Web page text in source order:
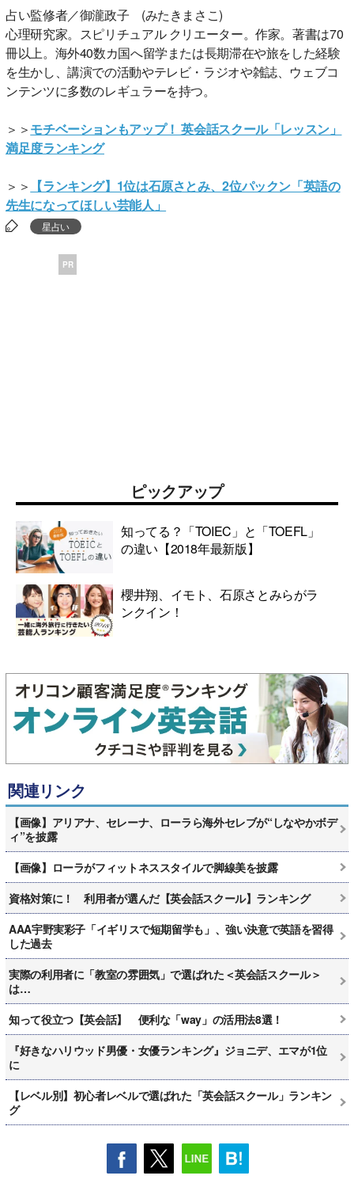
占い監修者／御瀧政子 (みたきまさこ)
心理研究家。スピリチュアル クリエーター。作家。著書は70
冊以上。海外40数カ国へ留学または長期滞在や旅をした経験
を生かし、講演での活動やテレビ・ラジオや雑誌、ウェブコ
ンテンツに多数のレギュラーを持つ。
＞＞モチベーションもアップ！ 英会話スクール「レッスン」
満足度ランキング
＞＞ 【ランキング】1位は石原さとみ、2位パックン「英語の
先生になってほしい芸能人」
星占い
PR
ピックアップ
知ってる？「TOIEC」と「TOEFL」
の違い【2018年最新版】
櫻井翔、イモト、石原さとみらがラ
ンクイン！
関連リンク
【画像】アリアナ、セレーナ、ローラら海外セレブが“しなやかボデ
ィ”を披露
【画像】ローラがフィットネススタイルで脚線美を披露
資格対策に！ 利用者が選んだ【英会話スクール】ランキング
AAA宇野実彩子「イギリスで短期留学も」、強い決意で英語を習得
した過去
実際の利用者に「教室の雰囲気」で選ばれた＜英会話スクール＞
は…
知って役立つ【英会話】 便利な「way」の活用法8選！
『好きなハリウッド男優・女優ランキング』ジョニデ、エマが1位
に
【レベル別】初心者レベルで選ばれた「英会話スクール」ランキン
グ